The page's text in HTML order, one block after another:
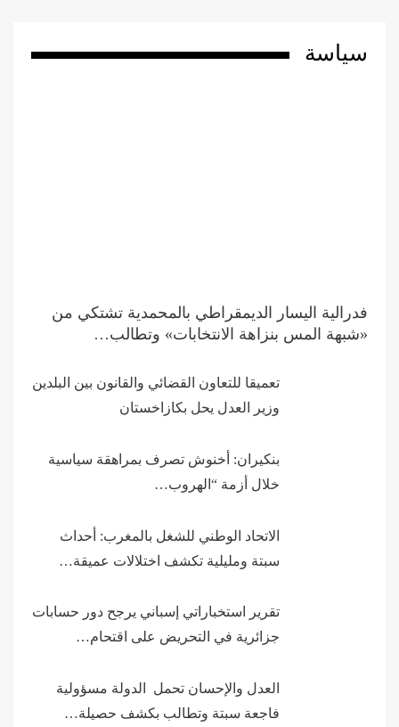
سياسة
فدرالية اليسار الديمقراطي بالمحمدية تشتكي من
«شبهة المس بنزاهة الانتخابات» وتطالب…
تعميقا للتعاون القضائي والقانون بين البلدين
وزير العدل يحل بكازاخستان
بنكيران: أخنوش تصرف بمراهقة سياسية
خلال أزمة “الهروب…
الاتحاد الوطني للشغل بالمغرب: أحداث
سبتة ومليلية تكشف اختلالات عميقة…
تقرير استخباراتي إسباني يرجح دور حسابات
جزائرية في التحريض على اقتحام…
العدل والإحسان تحمل الدولة مسؤولية
فاجعة سبتة وتطالب بكشف حصيلة…